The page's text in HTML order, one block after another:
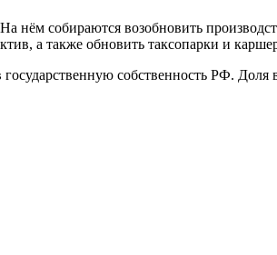
нём собираются возобновить
а также обновить таксопарки и
государственную собственность РФ.